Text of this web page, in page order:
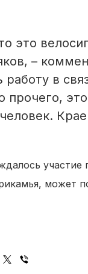
это
–
работу в
участие
может